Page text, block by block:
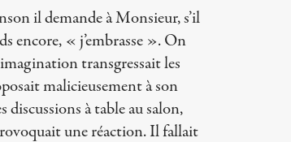
il demande à Monsieur, s’il
encore, « j’embrasse ». On
transgressait les
malicieusement à son
à table au salon,
une réaction. Il fallait